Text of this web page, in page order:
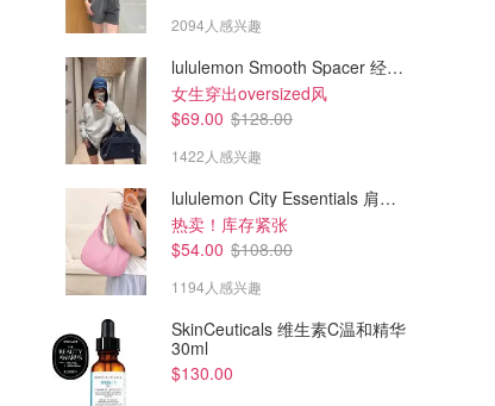
$361.64
Saint Laurent 方框眼镜 黑色
ysl官$565，3.2折！
$451.00
Saint Laurent 标志扣皮带
CETTIRE
2094人感兴趣
lululemon Smooth Spacer 经典卫衣
女生穿出oversized风
$69.00 $128.00
1422人感兴趣
lululemon City Essentials 肩背包 4L
热卖！库存紧张
$54.00 $108.00
1194人感兴趣
SkinCeuticals 维生素C温和精华
30ml
$130.00